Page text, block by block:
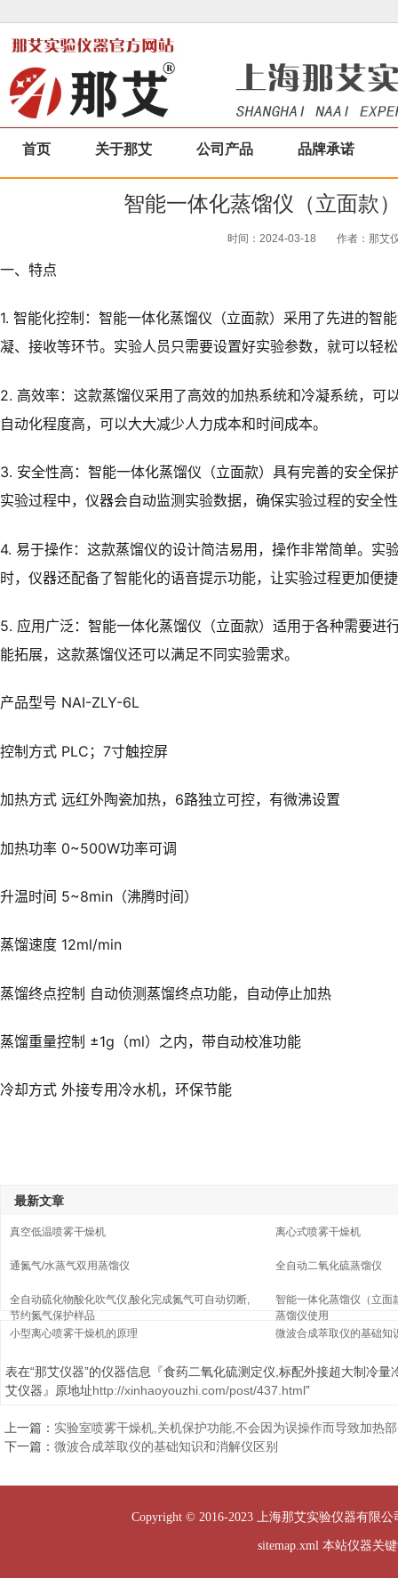
首页 关于那艾 公司产品 品牌承诺
智能一体化蒸馏仪（立面款
时间：2024-03-18 作者：那艾
一、特点
1. 智能化控制：智能一体化蒸馏仪（立面款）采用了先进的智
凝、接收等环节。实验人员只需要设置好实验参数，就可以轻
2. 高效率：这款蒸馏仪采用了高效的加热系统和冷凝系统，
自动化程度高，可以大大减少人力成本和时间成本。
3. 安全性高：智能一体化蒸馏仪（立面款）具有完善的安全
实验过程中，仪器会自动监测实验数据，确保实验过程的安全
4. 易于操作：这款蒸馏仪的设计简洁易用，操作非常简单。
时，仪器还配备了智能化的语音提示功能，让实验过程更加便
5. 应用广泛：智能一体化蒸馏仪（立面款）适用于各种需要
能拓展，这款蒸馏仪还可以满足不同实验需求。
产品型号 NAI-ZLY-6L
控制方式 PLC；7寸触控屏
加热方式 远红外陶瓷加热，6路独立可控，有微沸设置
加热功率 0~500W功率可调
升温时间 5~8min（沸腾时间）
蒸馏速度 12ml/min
蒸馏终点控制 自动侦测蒸馏终点功能，自动停止加热
蒸馏重量控制 ±1g（ml）之内，带自动校准功能
冷却方式 外接专用冷水机，环保节能
最新文章
真空低温喷雾干燥机 离心式喷雾干燥机
通氮气/水蒸气双用蒸馏仪 全自动二氧化硫蒸馏仪
全自动硫化物酸化吹气仪,酸化完成氮气可自动切断,
节约氮气保护样品
智能一体化蒸馏仪（立面
蒸馏仪使用
小型离心喷雾干燥机的原理
微波合成萃取仪的基础知
表在“那艾仪器”的仪器信息『食药二氧化硫测定仪,标配外接超大制冷量
艾仪器』原地址http://xinhaoyouzhi.com/post/437.html”
上一篇： 实验室喷雾干燥机,关机保护功能,不会因为误操作而导致加热
下一篇： 微波合成萃取仪的基础知识和消解仪区别
Copyright © 2016-2023 上海那艾实验仪器有限
sitemap.xml 本站仪器关